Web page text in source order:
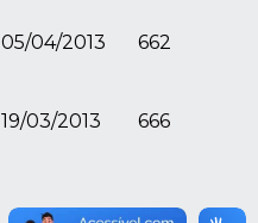
05/04/2013 662
19/03/2013 666